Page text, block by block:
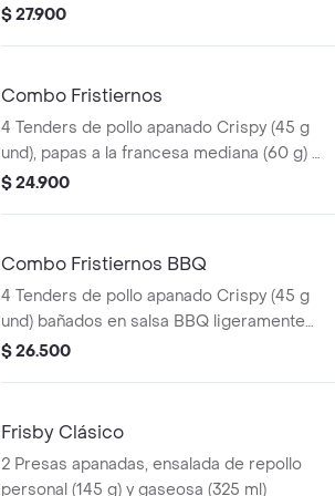
ensalada de repollo personal (145 g) y
$ 27.900
Combo Fristiernos
4 Tenders de pollo apanado Crispy (45 g
und), papas a la francesa mediana (60 g) y
gaseosa (325 ml)
$ 24.900
Combo Fristiernos BBQ
4 Tenders de pollo apanado Crispy (45 g
und) bañados en salsa BBQ ligeramente
picante, papas a la francesa mediana (60
$ 26.500
Frisby Clásico
2 Presas apanadas, ensalada de repollo
personal (145 g) y gaseosa (325 ml)